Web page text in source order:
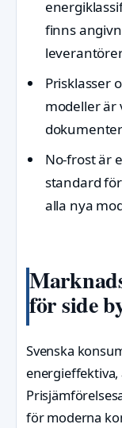
finns
Prisklasser
modeller är
No-frost är
standard
alla nya
för side
Svenska
energieffektiva,
för moderna